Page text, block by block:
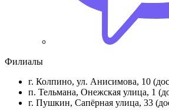
Филиалы
г. Колпино, ул. Анисимова, 10
п. Тельмана, Онежская улица, 1
г. Пушкин, Сапёрная улица, 33